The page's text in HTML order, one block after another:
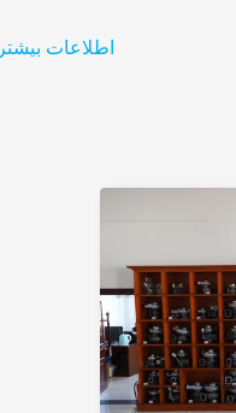
کارخانه است.به منظور فعال
اطلاعات بیشتر